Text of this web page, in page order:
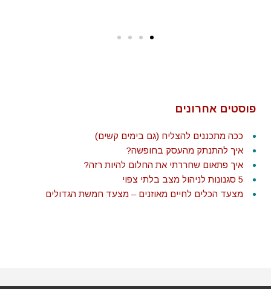
פוסטים אחרונים
ככה מתכננים להצליח (גם בימים קשים)
איך להתנתק מהעסק בחופשה?
איך פתאום שחררתי את החלום להיות רזה?
5 סגנונות לניהול מצב בלתי צפוי
מצעד הכלים לחיים מאוזנים – מצעד חמשת הגדולים